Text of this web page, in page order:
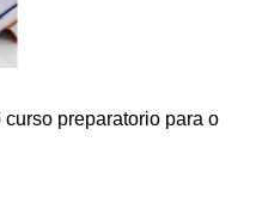
preparatorio para o